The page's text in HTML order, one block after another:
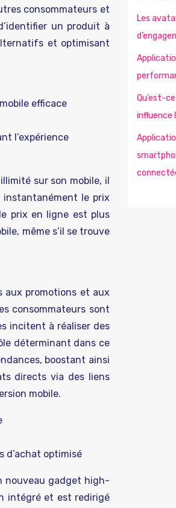
consommateurs et
un produit à
et optimisant
efficace
l’expérience
sur son mobile, il
instantanément le prix
prix en ligne est plus
même s’il se trouve
aux promotions et aux
consommateurs sont
incitent à réaliser des
déterminant dans ce
boostant ainsi
directs via des liens
mobile.
d’achat optimisé
nouveau gadget high-
intégré et est redirigé
Les
Qu’est-
influence